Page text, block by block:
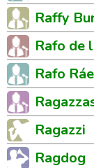
Raffy
Rafo de
Rafo
Ragazzi
Ragdog